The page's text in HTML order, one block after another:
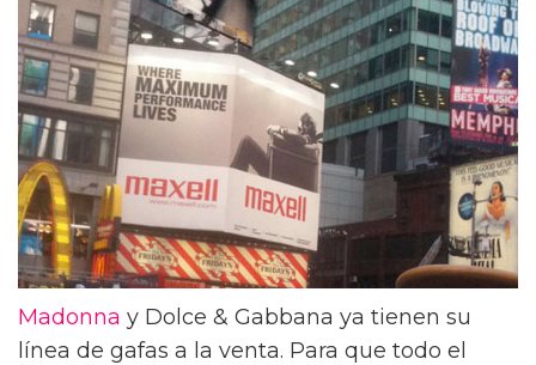
Madonna y Dolce & Gabbana ya tienen su
línea de gafas a la venta. Para que todo el